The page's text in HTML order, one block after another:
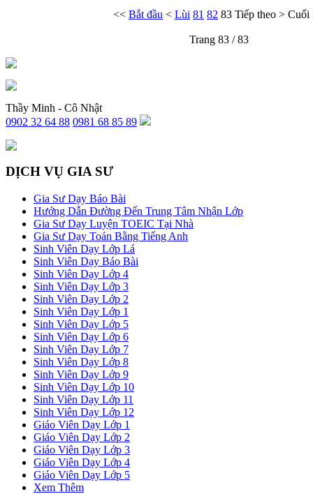
<< Bắt đầu < Lùi 81 82 83 Tiếp theo > Cuối
Trang 83 / 83
Thầy Minh - Cô Nhật
0902 32 64 88 0981 68 85 89
DỊCH VỤ GIA SƯ
Gia Sư Dạy Báo Bài
Hướng Dẫn Đường Đến Trung Tâm Nhận Lớp
Gia Sư Dạy Luyện TOEIC Tại Nhà
Gia Sư Dạy Toán Bằng Tiếng Anh
Sinh Viên Dạy Lớp Lá
Sinh Viên Dạy Báo Bài
Sinh Viên Dạy Lớp 4
Sinh Viên Dạy Lớp 3
Sinh Viên Dạy Lớp 2
Sinh Viên Dạy Lớp 1
Sinh Viên Dạy Lớp 5
Sinh Viên Dạy Lớp 6
Sinh Viên Dạy Lớp 7
Sinh Viên Dạy Lớp 8
Sinh Viên Dạy Lớp 9
Sinh Viên Dạy Lớp 10
Sinh Viên Dạy Lớp 11
Sinh Viên Dạy Lớp 12
Giáo Viên Dạy Lớp 1
Giáo Viên Dạy Lớp 2
Giáo Viên Dạy Lớp 3
Giáo Viên Dạy Lớp 4
Giáo Viên Dạy Lớp 5
Xem Thêm